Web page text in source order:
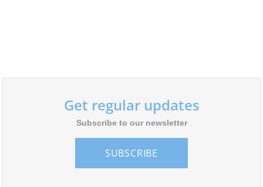
Get regular updates
Subscribe to our newsletter
SUBSCRIBE